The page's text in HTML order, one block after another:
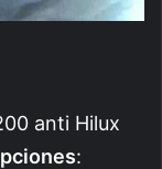
anti Hilux
: